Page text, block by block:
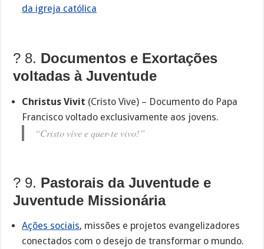
da igreja católica
?️ 8. Documentos e Exortações
voltadas à Juventude
Christus Vivit (Cristo Vive) – Documento do Papa
Francisco voltado exclusivamente aos jovens.
“Cristo vive e quer-te vivo!”
? 9. Pastorais da Juventude e
Juventude Missionária
Ações sociais, missões e projetos evangelizadores
conectados com o desejo de transformar o mundo.